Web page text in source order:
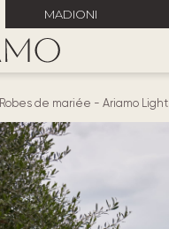
MADIONI
Robes de mariée - Ariamo Light